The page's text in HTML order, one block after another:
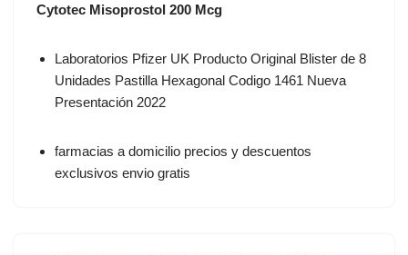
Cytotec Misoprostol 200 Mcg
Laboratorios Pfizer UK Producto Original Blister de 8
Unidades Pastilla Hexagonal Codigo 1461 Nueva
Presentación 2022
farmacias a domicilio precios y descuentos
exclusivos envio gratis